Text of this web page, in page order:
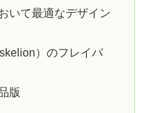
いて最適なデザイン
）のフレイバ
版